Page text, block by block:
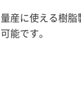
量産に使える樹
可能です。